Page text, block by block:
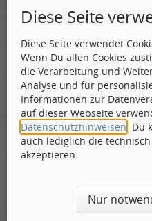
werden soll.
Nach allen angegebenen
Mindestens ein Begriff muss
Suche nach Benutzer:
Hier kannst Du (optional) nach
Beitrag verfasst hat. Du kannst
ähnliche Nutzernamen zu finden.
Die Visuelle Bestätigung
und Scripte von den
Derartige Scripte sind
Diese Seite
Diese Seite verwendet
Wenn Du allen Cookies
die Verarbeitung und
Analyse und für
Informationen zur
auf dieser Webseite
Datenschutzhinweisen .
auch lediglich die
akzeptieren.
Nur